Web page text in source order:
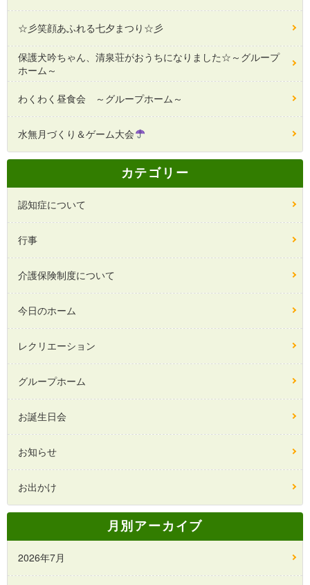
☆彡笑顔あふれる七夕まつり☆彡
保護犬吟ちゃん、清泉荘がおうちになりました☆～グループ
ホーム～
わくわく昼食会 ～グループホーム～
水無月づくり＆ゲーム大会
カテゴリー
認知症について
行事
介護保険制度について
今日のホーム
レクリエーション
グループホーム
お誕生日会
お知らせ
お出かけ
月別アーカイブ
2026年7月